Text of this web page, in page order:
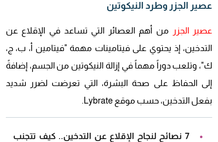
عصير الجزر وطرد النيكوتين
عصير الجزر
من أهم العصائر التي تساعد في الإقلاع عن
التدخين، إذ يحتوي على فيتامينات مهمة "فيتامين أ، ب، ج،
ك"، وتلعب دوراً مهماً في إزالة النيكوتين من الجسم، إضافةً
إلى الحفاظ على صحة البشرة، التي تعرضت لضرر شديد
بفعل التدخين، حسب موقع Lybrate.
7 نصائح لنجاح الإقلاع عن التدخين.. كيف تتجنب